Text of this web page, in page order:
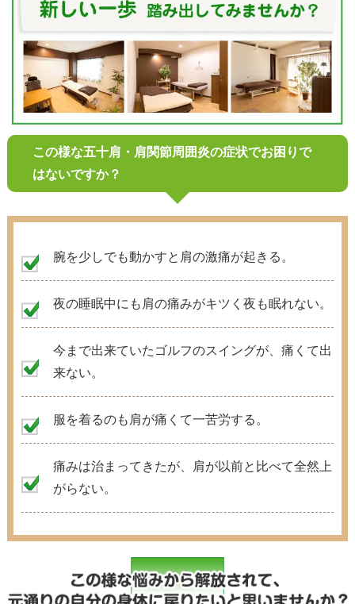
この様な五十肩・肩関節周囲炎の症状でお困りで
はないですか？
腕を少しでも動かすと肩の激痛が起きる。
夜の睡眠中にも肩の痛みがキツく夜も眠れない。
今まで出来ていたゴルフのスイングが、痛くて出
来ない。
服を着るのも肩が痛くて一苦労する。
痛みは治まってきたが、肩が以前と比べて全然上
がらない。